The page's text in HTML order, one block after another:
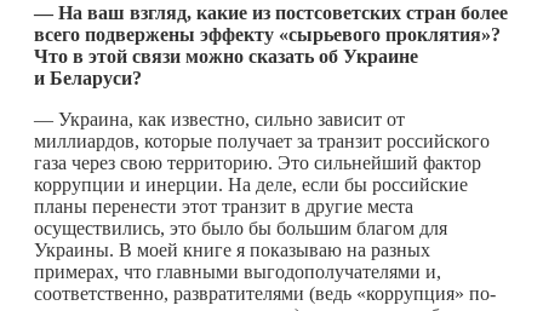
— На ваш взгляд, какие из постсоветских стран более
всего подвержены эффекту «сырьевого проклятия»?
Что в этой связи можно сказать об Украине
и Беларуси?
— Украина, как известно, сильно зависит от
миллиардов, которые получает за транзит российского
газа через свою территорию. Это сильнейший фактор
коррупции и инерции. На деле, если бы российские
планы перенести этот транзит в другие места
осуществились, это было бы большим благом для
Украины. В моей книге я показываю на разных
примерах, что главными выгодополучателями и,
соответственно, развратителями (ведь «коррупция» по-